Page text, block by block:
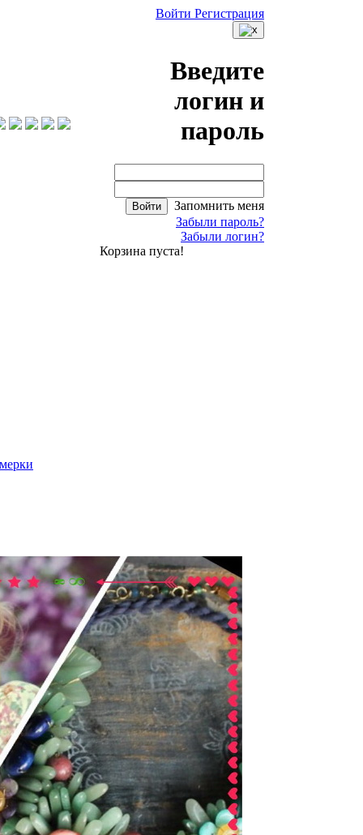
Войти Регистрация
Введите
логин и
пароль
Войти
Запомнить меня
Забыли пароль?
Забыли логин?
Корзина пуста!